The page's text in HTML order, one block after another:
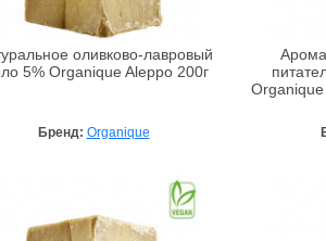
оливково-лавровый
5% Organique Aleppo 200г
Бренд: Organique